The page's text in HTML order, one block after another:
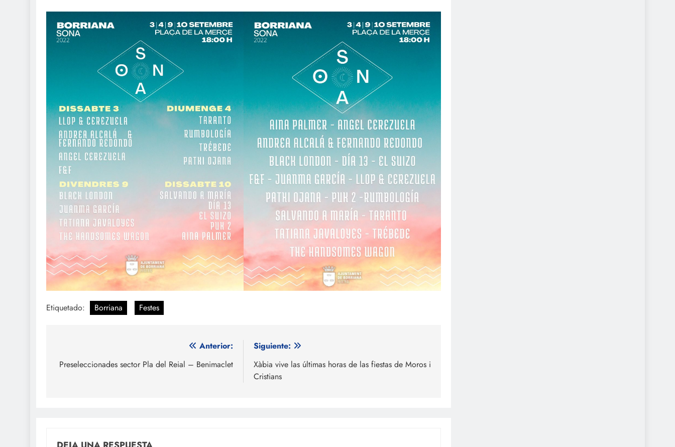
Etiquetado: Borriana Festes
de
Anterior:
Preseleccionades sector Pla del Reial – Benimaclet
Siguiente:
Xàbia vive las últimas horas de las fiestas de Moros i
Cristians